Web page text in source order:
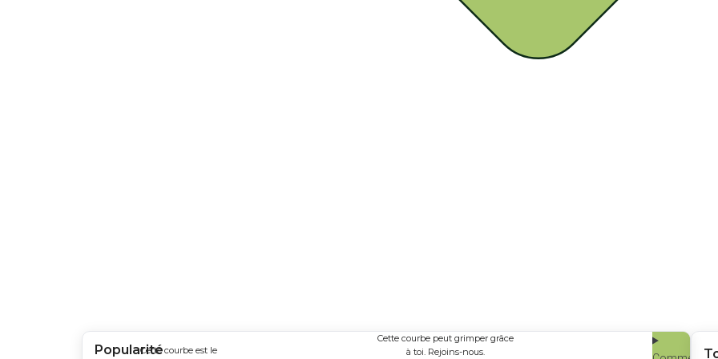
PopularitéCette courbe est le
Cette courbe peut grimper grâce
à toi. Rejoins-nous.